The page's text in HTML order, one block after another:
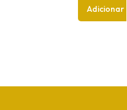
Adicionar